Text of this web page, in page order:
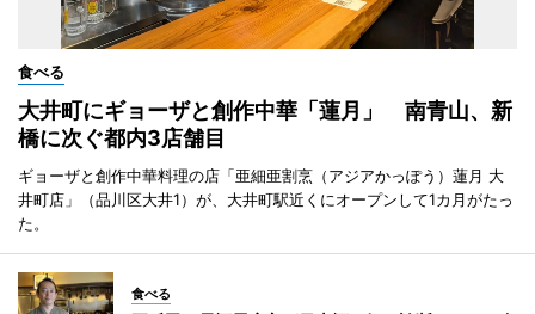
食べる
大井町にギョーザと創作中華「蓮月」 南青山、新
橋に次ぐ都内3店舗目
ギョーザと創作中華料理の店「亜細亜割烹（アジアかっぽう）蓮月 大
井町店」（品川区大井1）が、大井町駅近くにオープンして1カ月がたっ
た。
食べる